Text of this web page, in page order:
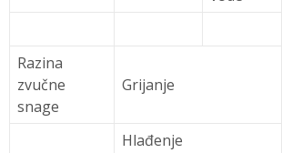
Razina
zvučne
snage
Grijanje
Hlađenje